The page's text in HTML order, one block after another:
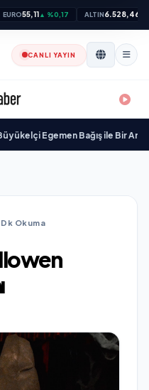
EURO55,11▲ %0,17 ALTIN6.528,46
CANLI YAYIN
Egemen Bağış ile Bir Araya Geldi
Dk Okuma